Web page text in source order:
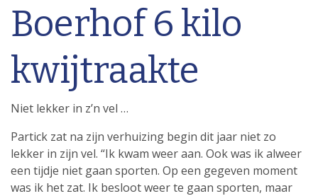
Boerhof 6 kilo
kwijtraakte
Niet lekker in z’n vel …
Partick zat na zijn verhuizing begin dit jaar niet zo
lekker in zijn vel. “Ik kwam weer aan. Ook was ik alweer
een tijdje niet gaan sporten. Op een gegeven moment
was ik het zat. Ik besloot weer te gaan sporten, maar